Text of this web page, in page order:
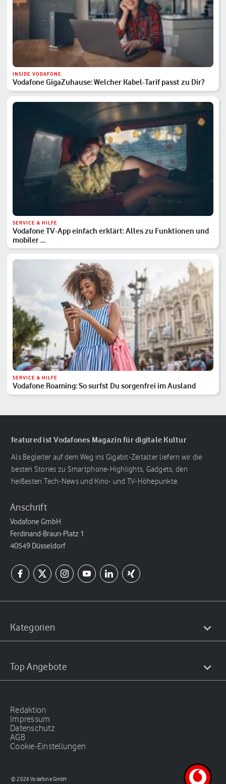
INSIDE VODAFONE
Vodafone GigaZuhause: Welcher Kabel-Tarif passt zu Dir?
SERVICE & HILFE
Vodafone TV-App einfach erklärt: Alles zu Funktionen und
mobiler …
SERVICE & HILFE
Vodafone Roaming: So surfst Du sorgenfrei im Ausland
featured ist Vodafones Magazin für digitale Kultur
Als Begleiter auf dem Weg ins Gigabit-Zeitalter liefern wir die
besten Stories zu Smartphone-Highlights, Gadgets, den
heißesten Tech-News und Kino- und TV-Höhepunkte.
Anschrift
Vodafone GmbH
Ferdinand-Braun-Platz 1
40549 Düsseldorf
Kategorien
Top Angebote
Redaktion
Impressum
Datenschutz
AGB
Cookie-Einstellungen
© 2026 Vodafone GmbH